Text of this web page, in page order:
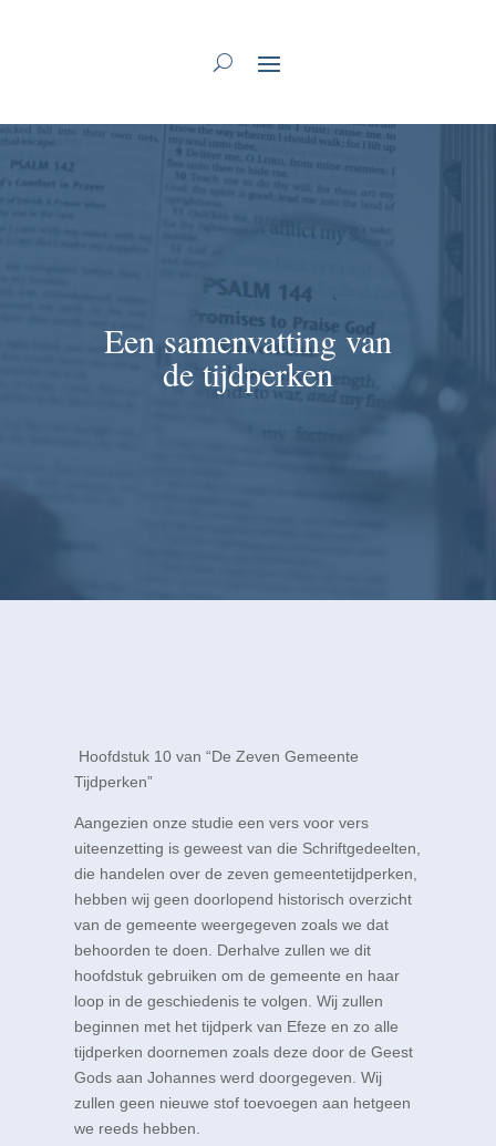
Een samenvatting van
de tijdperken
Hoofdstuk 10 van “De Zeven Gemeente
Tijdperken”
Aangezien onze studie een vers voor vers
uiteenzetting is geweest van die Schriftgedeelten,
die handelen over de zeven gemeentetijdperken,
hebben wij geen doorlopend historisch overzicht
van de gemeente weergegeven zoals we dat
behoorden te doen. Derhalve zullen we dit
hoofdstuk gebruiken om de gemeente en haar
loop in de geschiedenis te volgen. Wij zullen
beginnen met het tijdperk van Efeze en zo alle
tijdperken doornemen zoals deze door de Geest
Gods aan Johannes werd doorgegeven. Wij
zullen geen nieuwe stof toevoegen aan hetgeen
we reeds hebben.